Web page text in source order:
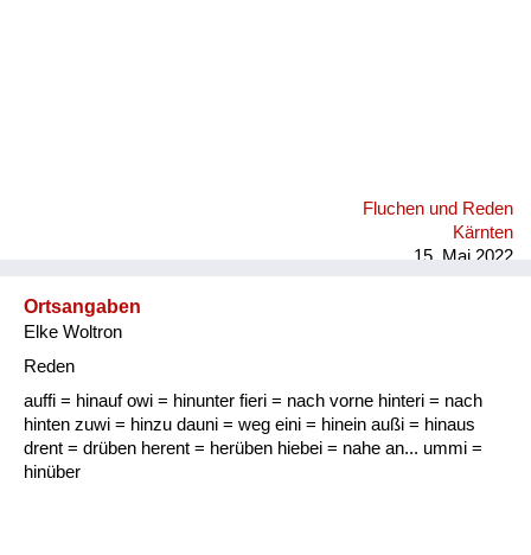
Fluchen und Reden
Kärnten
15. Mai 2022
Ortsangaben
Elke Woltron
Reden
auffi = hinauf owi = hinunter fieri = nach vorne hinteri = nach
hinten zuwi = hinzu dauni = weg eini = hinein außi = hinaus
drent = drüben herent = herüben hiebei = nahe an... ummi =
hinüber